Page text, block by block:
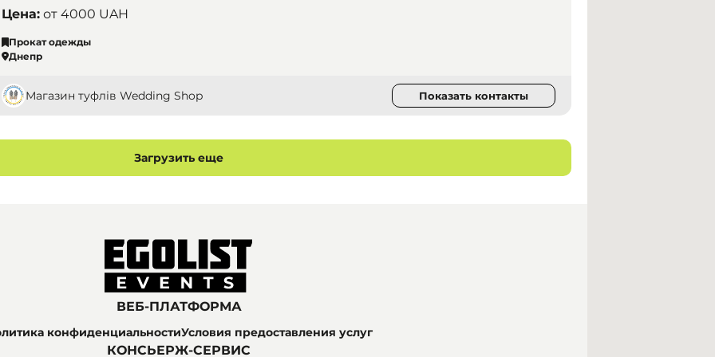
Цена: от 4000 UAH
Прокат одежды
Днепр
Магазин туфлів Wedding Shop Показать контакты
Загрузить еще
ВЕБ-ПЛАТФОРМА
конфиденциальностиУсловия предоставления услуг
КОНСЬЕРЖ-СЕРВИС